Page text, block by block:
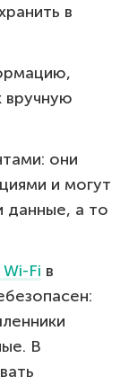
в
они
и могут
данные, а то
Fi в
В